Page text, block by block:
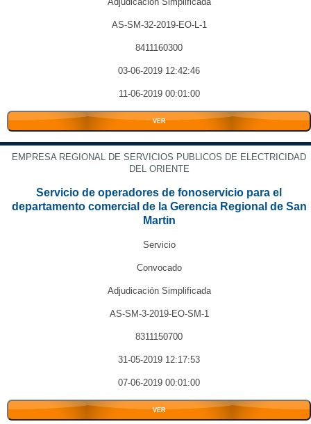
AS-SM-32-2019-EO-L-1
8411160300
03-06-2019 12:42:46
11-06-2019 00:01:00
VER
EMPRESA REGIONAL DE SERVICIOS PUBLICOS DE ELECTRICIDAD
DEL ORIENTE
Servicio de operadores de fonoservicio para el
departamento comercial de la Gerencia Regional de San
Martin
Servicio
Convocado
Adjudicación Simplificada
AS-SM-3-2019-EO-SM-1
8311150700
31-05-2019 12:17:53
07-06-2019 00:01:00
VER